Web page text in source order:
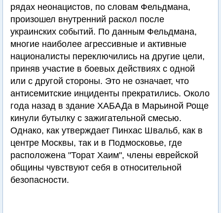
рядах неонацистов, по словам Фельдмана,
произошел внутренний раскол после
украинских событий. По данным Фельдмана,
многие наиболее агрессивные и активные
националисты переключились на другие цели,
приняв участие в боевых действиях с одной
или с другой стороны. Это не означает, что
антисемитские инциденты прекратились. Около
года назад в здание ХАБАДа в Марьиной Роще
кинули бутылку с зажигательной смесью.
Однако, как утверждает Пинхас Швальб, как в
центре Москвы, так и в Подмосковье, где
расположена "Торат Хаим", члены еврейской
общины чувствуют себя в относительной
безопасности.